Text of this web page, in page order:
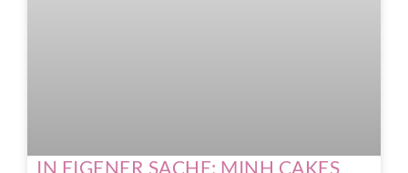
IN EIGENER SACHE: MINH CAKES